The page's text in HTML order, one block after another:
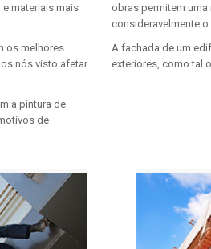
materiais mais
os melhores
nós visto afetar
a pintura de
de
obras permitem
consideravelmente o
A fachada de um
exteriores, como tal